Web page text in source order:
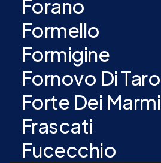
Forano
Formello
Formigine
Fornovo Di Taro
Forte Dei Marmi
Frascati
Fucecchio